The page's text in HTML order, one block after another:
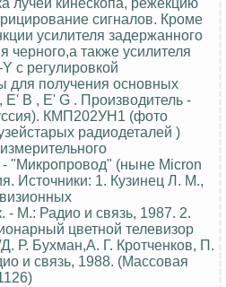
лучей кинескопа, режекцию
сигналов. Кроме
усилителя задержанного
черного,а также усилителя
с регулировкой
для получения основных
E' B , Е' G . Производитель -
КМП202УН1 (фото
радиодеталей )
"Микропровод" (ныне Micron
Источники: 1. Кузинец Л. М.,
- М.: Радио и связь, 1987. 2.
цветной телевизор
Р. Бухман,А. Г. Кротченков, П.
и связь, 1988. (Массовая